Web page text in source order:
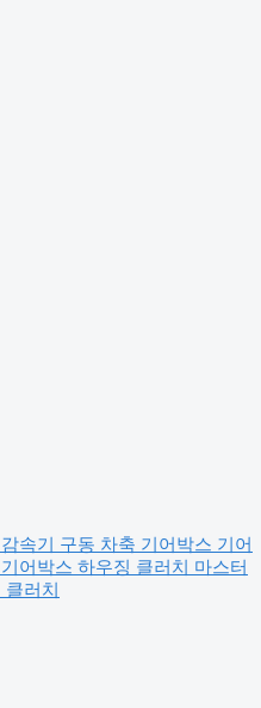
감속기 구동 차축 기어박스 기어
기어박스 하우징 클러치 마스터
클러치